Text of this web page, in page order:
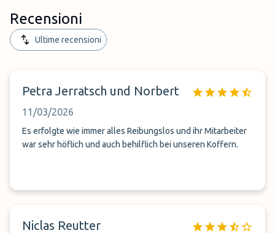
Recensioni
Ultime recensioni
Petra Jerratsch und Norbert
11/03/2026
Es erfolgte wie immer alles Reibungslos und ihr Mitarbeiter
war sehr höflich und auch behilflich bei unseren Koffern.
Niclas Reutter